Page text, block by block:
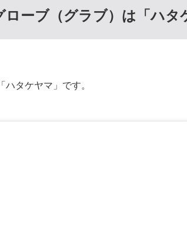
ーブ（グラブ）は「ハタ
タケヤマ」です。